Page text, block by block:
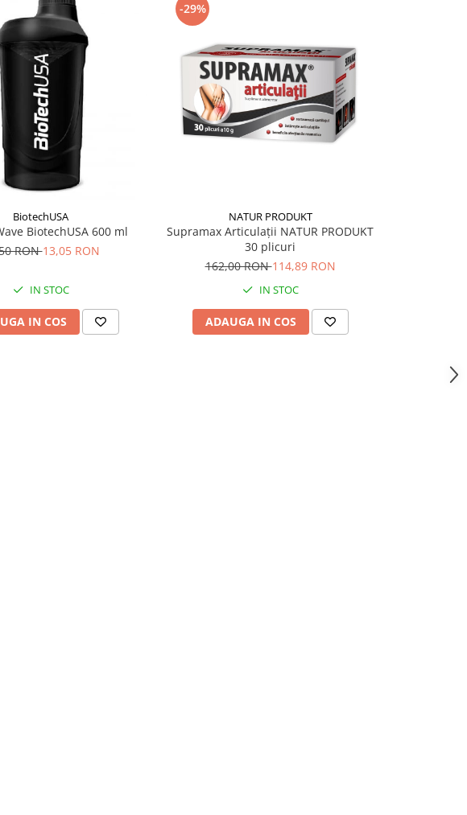
BiotechUSA
BiotechUSA 600 ml
RON13,05 RON
IN STOC
IN COS
-29%
NATUR PRODUKT
Supramax Articulații NATUR PRODUKT
30 plicuri
162,00 RON114,89 RON
IN STOC
ADAUGA IN COS